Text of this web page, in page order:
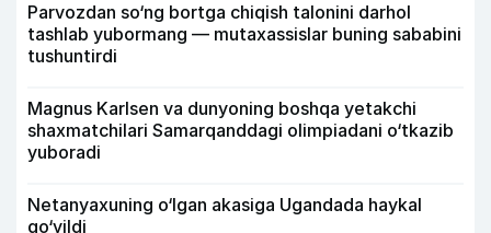
Parvozdan so‘ng bortga chiqish talonini darhol
tashlab yubormang — mutaxassislar buning sababini
tushuntirdi
Magnus Karlsen va dunyoning boshqa yetakchi
shaxmatchilari Samarqanddagi olimpiadani o‘tkazib
yuboradi
Netanyaxuning o‘lgan akasiga Ugandada haykal
qo‘yildi